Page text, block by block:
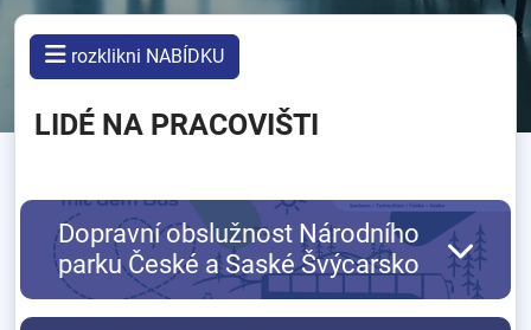
rozklikni NABÍDKU
LIDÉ NA PRACOVIŠTI
Dopravní obslužnost Národního
parku České a Saské Švýcarsko